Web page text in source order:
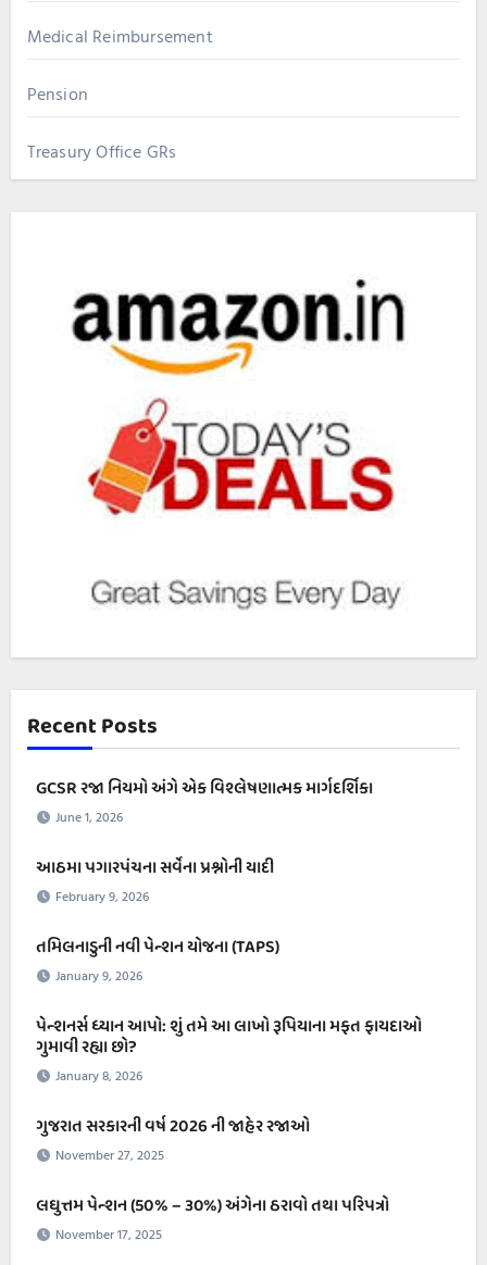
Medical Reimbursement
Pension
Treasury Office GRs
Recent Posts
GCSR રજા નિયમો અંગે એક વિશ્લેષણાત્મક માર્ગદર્શિકા
June 1, 2026
આઠમા પગારપંચના સર્વેના પ્રશ્નોની યાદી
February 9, 2026
તમિલનાડુની નવી પેન્શન યોજના (TAPS)
January 9, 2026
પેન્શનર્સ ધ્યાન આપો: શું તમે આ લાખો રૂપિયાના મફત ફાયદાઓ
ગુમાવી રહ્યા છો?
January 8, 2026
ગુજરાત સરકારની વર્ષ 2026 ની જાહેર રજાઓ
November 27, 2025
લઘુત્તમ પેન્શન (50% – ૩૦%) અંગેના ઠરાવો તથા પરિપત્રો
November 17, 2025